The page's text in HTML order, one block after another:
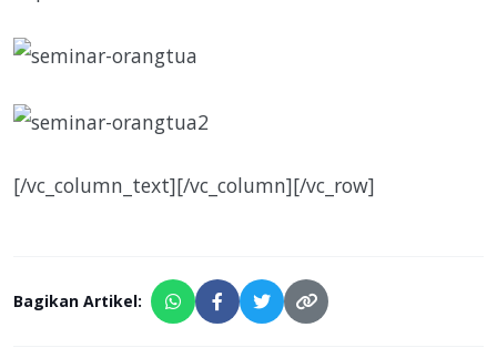
[/vc_column_text][/vc_column][/vc_row]
Bagikan Artikel: